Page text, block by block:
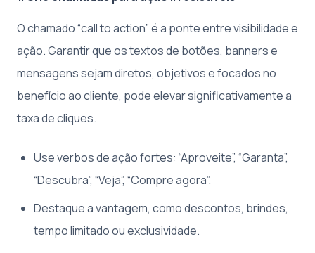
O chamado “call to action” é a ponte entre visibilidade e
ação. Garantir que os textos de botões, banners e
mensagens sejam diretos, objetivos e focados no
benefício ao cliente, pode elevar significativamente a
taxa de cliques.
Use verbos de ação fortes: “Aproveite”, “Garanta”,
“Descubra”, “Veja”, “Compre agora”.
Destaque a vantagem, como descontos, brindes,
tempo limitado ou exclusividade.